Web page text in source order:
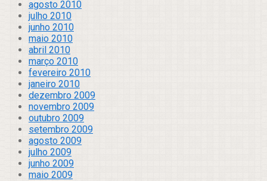
agosto 2010
julho 2010
junho 2010
maio 2010
abril 2010
março 2010
fevereiro 2010
janeiro 2010
dezembro 2009
novembro 2009
outubro 2009
setembro 2009
agosto 2009
julho 2009
junho 2009
maio 2009